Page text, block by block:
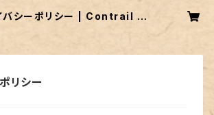
バシーポリシー | Contrail 心
リシー